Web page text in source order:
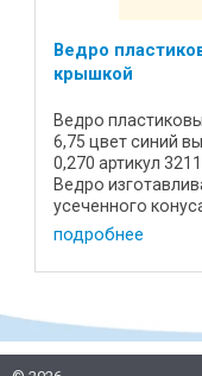
Ведро
крышкой
Ведро
6,75 цвет синий
0,270 артикул
Ведро
усеченного
...
подробнее